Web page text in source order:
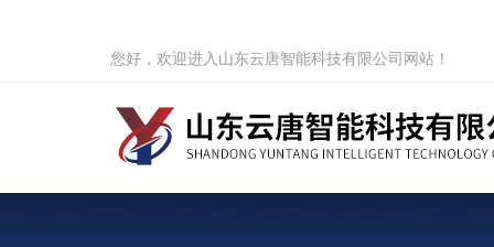
您好，欢迎进入山东云唐智能科技有限公司网站！